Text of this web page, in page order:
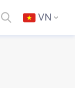
VN